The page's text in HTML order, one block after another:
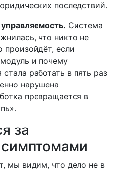
последствий.
Система
что никто не
произойдёт, если
и почему
работать в пять раз
нарушена
превращается в
за
мы видим, что дело не в